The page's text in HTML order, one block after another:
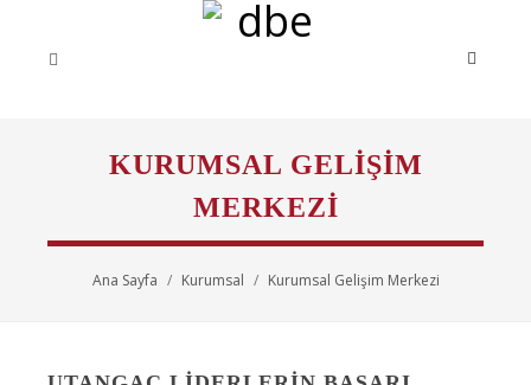
KURUMSAL GELIŞIM
MERKEZI
Ana Sayfa Kurumsal Kurumsal Gelişim Merkezi